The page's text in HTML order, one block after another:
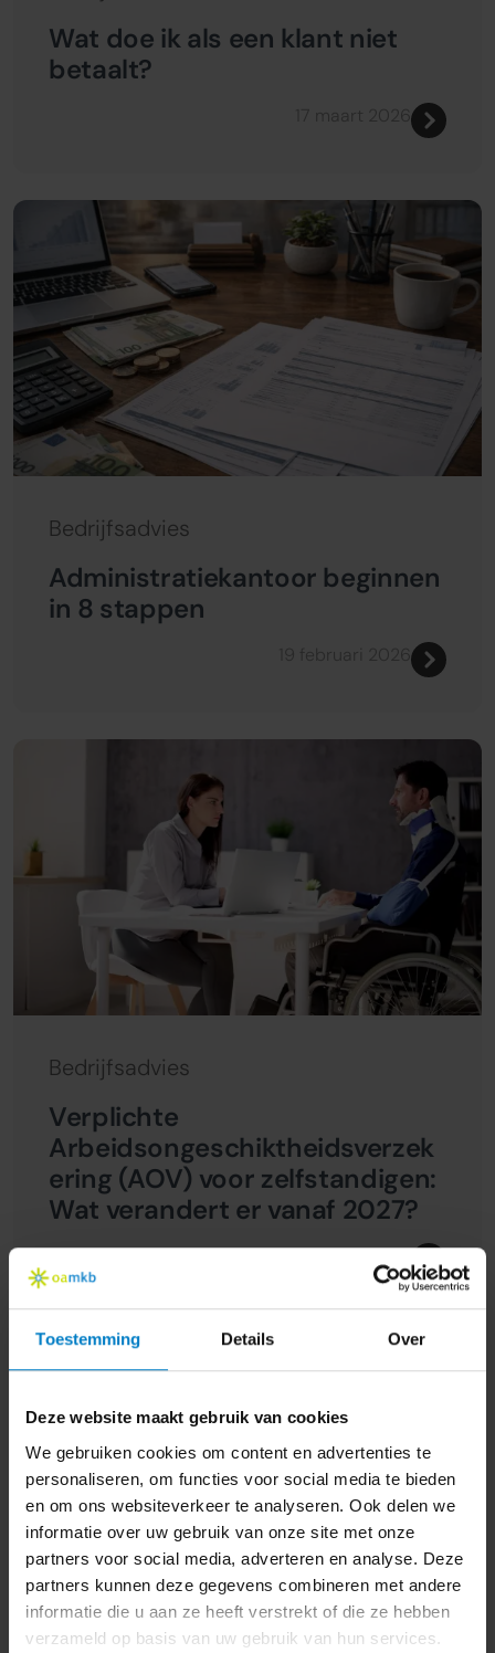
Toestemming Details Over
Deze website maakt gebruik van cookies
We gebruiken cookies om content en advertenties te
personaliseren, om functies voor social media te bieden
en om ons websiteverkeer te analyseren. Ook delen we
informatie over uw gebruik van onze site met onze
partners voor social media, adverteren en analyse. Deze
partners kunnen deze gegevens combineren met andere
informatie die u aan ze heeft verstrekt of die ze hebben
verzameld op basis van uw gebruik van hun services.
Wat doe ik als een klant niet
betaalt?
Bedrijfsadvies
Administratiekantoor beginnen
in 8 stappen
Bedrijfsadvies
Verplichte
Arbeidsongeschiktheidsverzek
ering (AOV) voor zelfstandigen:
Wat verandert er vanaf 2027?
21 oktober 2024